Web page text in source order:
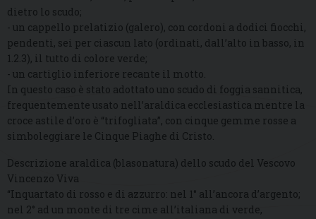
dietro lo scudo;
- un cappello prelatizio (galero), con cordoni a dodici fiocchi,
pendenti, sei per ciascun lato (ordinati, dall’alto in basso, in
1.2.3), il tutto di colore verde;
- un cartiglio inferiore recante il motto.
In questo caso è stato adottato uno scudo di foggia sannitica,
frequentemente usato nell’araldica ecclesiastica mentre la
croce astile d’oro è “trifogliata”, con cinque gemme rosse a
simboleggiare le Cinque Piaghe di Cristo.
Descrizione araldica (blasonatura) dello scudo del Vescovo
Vincenzo Viva
“Inquartato di rosso e di azzurro: nel 1° all’ancora d’argento;
nel 2° ad un monte di tre cime all’italiana di verde,